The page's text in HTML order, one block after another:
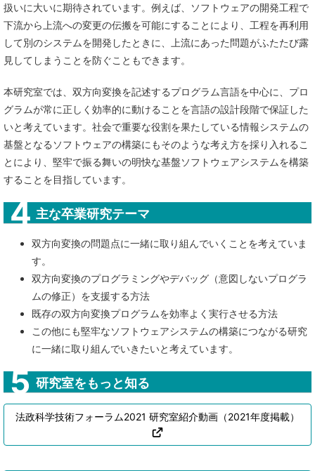
扱いに大いに期待されています。例えば、ソフトウェアの開発工程で
下流から上流への変更の伝搬を可能にすることにより、工程を再利用
して別のシステムを開発したときに、上流にあった問題がふたたび露
見してしまうことを防ぐこともできます。
本研究室では、双方向変換を記述するプログラム言語を中心に、プロ
グラムが常に正しく効率的に動けることを言語の設計段階で保証した
いと考えています。社会で重要な役割を果たしている情報システムの
基盤となるソフトウェアの構築にもそのような考え方を採り入れるこ
とにより、堅牢で振る舞いの明快な基盤ソフトウェアシステムを構築
することを目指しています。
主な卒業研究テーマ
双方向変換の問題点に一緒に取り組んでいくことを考えていま
す。
双方向変換のプログラミングやデバッグ（意図しないプログラ
ムの修正）を支援する方法
既存の双方向変換プログラムを効率よく実行させる方法
この他にも堅牢なソフトウェアシステムの構築につながる研究
に一緒に取り組んでいきたいと考えています。
研究室をもっと知る
法政科学技術フォーラム2021 研究室紹介動画（2021年度掲載）